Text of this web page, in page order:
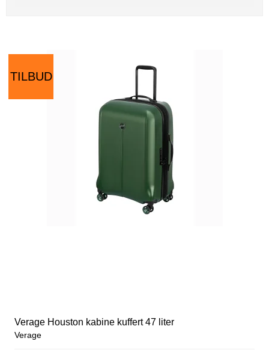
TILBUD
Verage Houston kabine kuffert 47 liter
Verage